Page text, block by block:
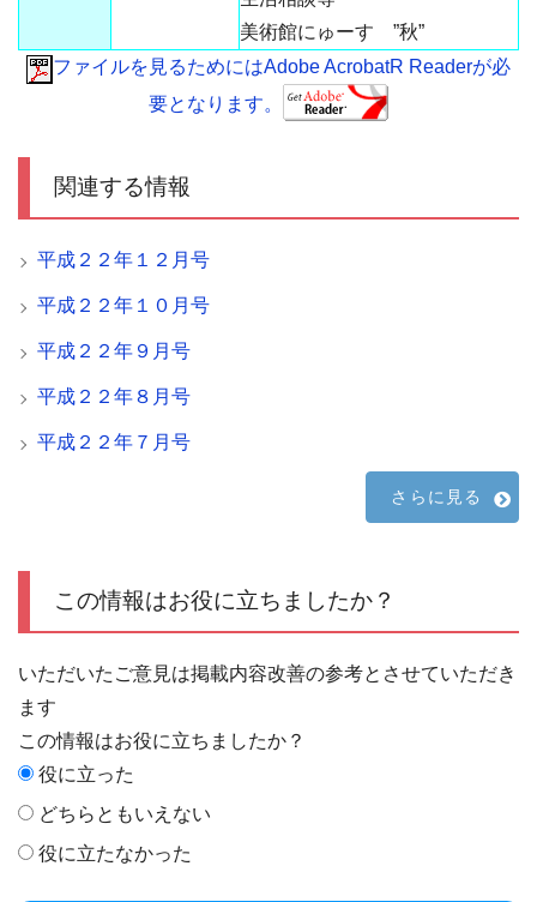
美術館にゅーす ”秋”
ファイルを見るためにはAdobe AcrobatR Readerが必
要となります。
関連する情報
平成２２年１２月号
平成２２年１０月号
平成２２年９月号
平成２２年８月号
平成２２年７月号
さらに見る
この情報はお役に立ちましたか？
いただいたご意見は掲載内容改善の参考とさせていただき
ます
この情報はお役に立ちましたか？
役に立った
どちらともいえない
役に立たなかった